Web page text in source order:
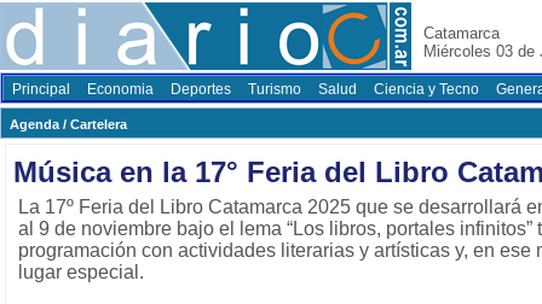
Catamarca
Miércoles 03 de
Principal Economia Deportes Turismo Salud Ciencia y Tecno
Agenda / Cartelera
Música en la 17° Feria del Libro
La 17º Feria del Libro Catamarca 2025 que se desarrollará
al 9 de noviembre bajo el lema “Los libros, portales infinitos”
programación con actividades literarias y artísticas y, en ese
lugar especial.